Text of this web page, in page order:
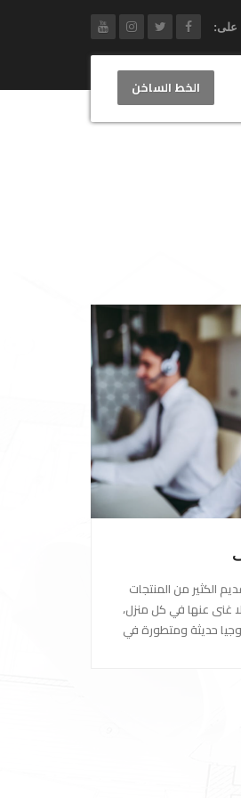
على:
الخط الساخن
الكثير من المنتجات
لا غنى عنها في كل منزل،
حديثة ومتطورة في